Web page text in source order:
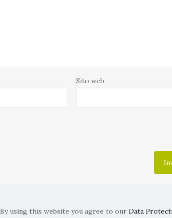
Sito web
using this website you agree to ourData